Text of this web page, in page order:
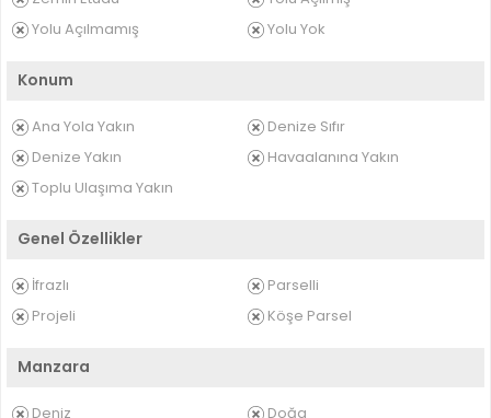
Yolu Açılmamış
Yolu Yok
Konum
Ana Yola Yakın
Denize Sıfır
Denize Yakın
Havaalanına Yakın
Toplu Ulaşıma Yakın
Genel Özellikler
İfrazlı
Parselli
Projeli
Köşe Parsel
Manzara
Deniz Doğa